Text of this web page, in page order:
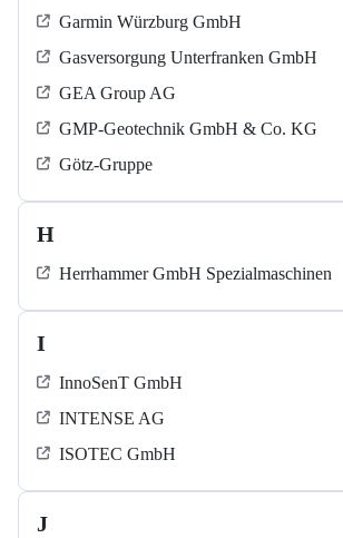
Garmin Würzburg GmbH
Gasversorgung Unterfranken GmbH
GEA Group AG
GMP-Geotechnik GmbH & Co. KG
Götz-Gruppe
H
Herrhammer GmbH Spezialmaschinen
I
InnoSenT GmbH
INTENSE AG
ISOTEC GmbH
J